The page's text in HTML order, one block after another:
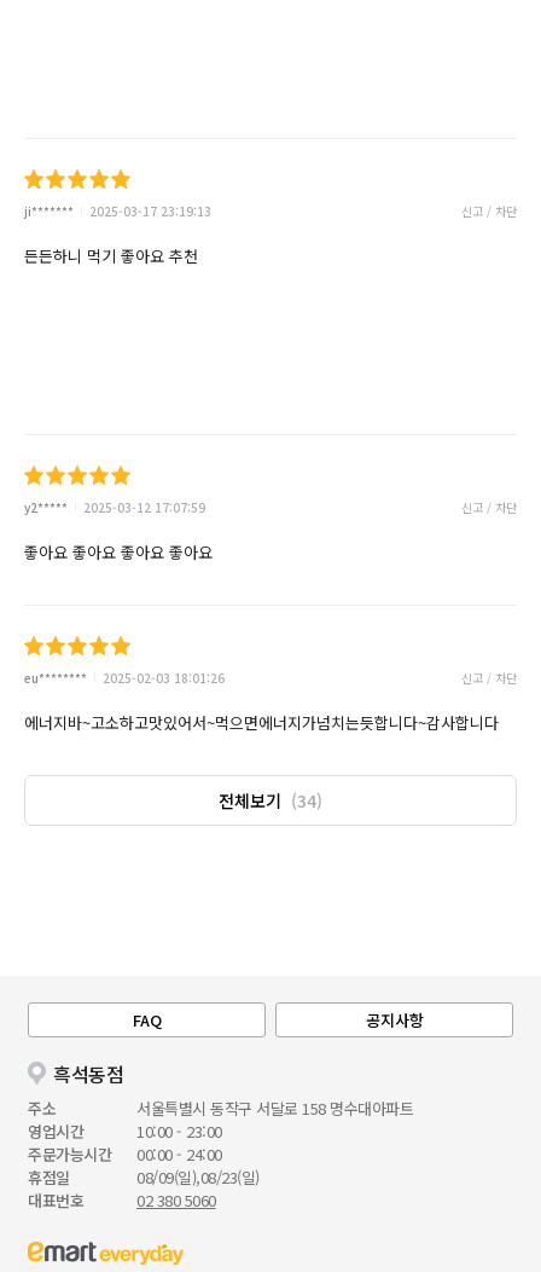
ji******* 2025-03-17 23:19:13 신고 / 차단
든든하니 먹기 좋아요 추천
y2***** 2025-03-12 17:07:59 신고 / 차단
좋아요 좋아요 좋아요 좋아요
eu******** 2025-02-03 18:01:26 신고 / 차단
에너지바~고소하고맛있어서~먹으면에너지가넘치는듯합니다~감사합니다
전체보기 (34)
FAQ 공지사항
흑석동점
주소
서울특별시 동작구 서달로 158 명수대아파트
영업시간
10:00 - 23:00
주문가능시간
00:00 - 24:00
휴점일
08/09(일),08/23(일)
대표번호
02 380 5060